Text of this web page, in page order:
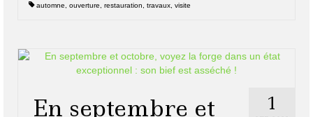
automne ouverture restauration travaux visite
1
En septembre et